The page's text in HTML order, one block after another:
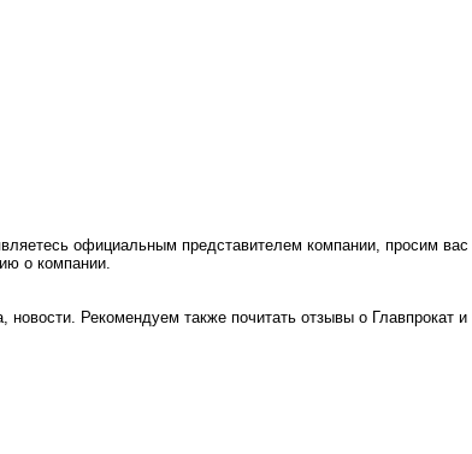
официальным представителем компании, просим вас
о компании.
Рекомендуем также почитать отзывы о Главпрокат и